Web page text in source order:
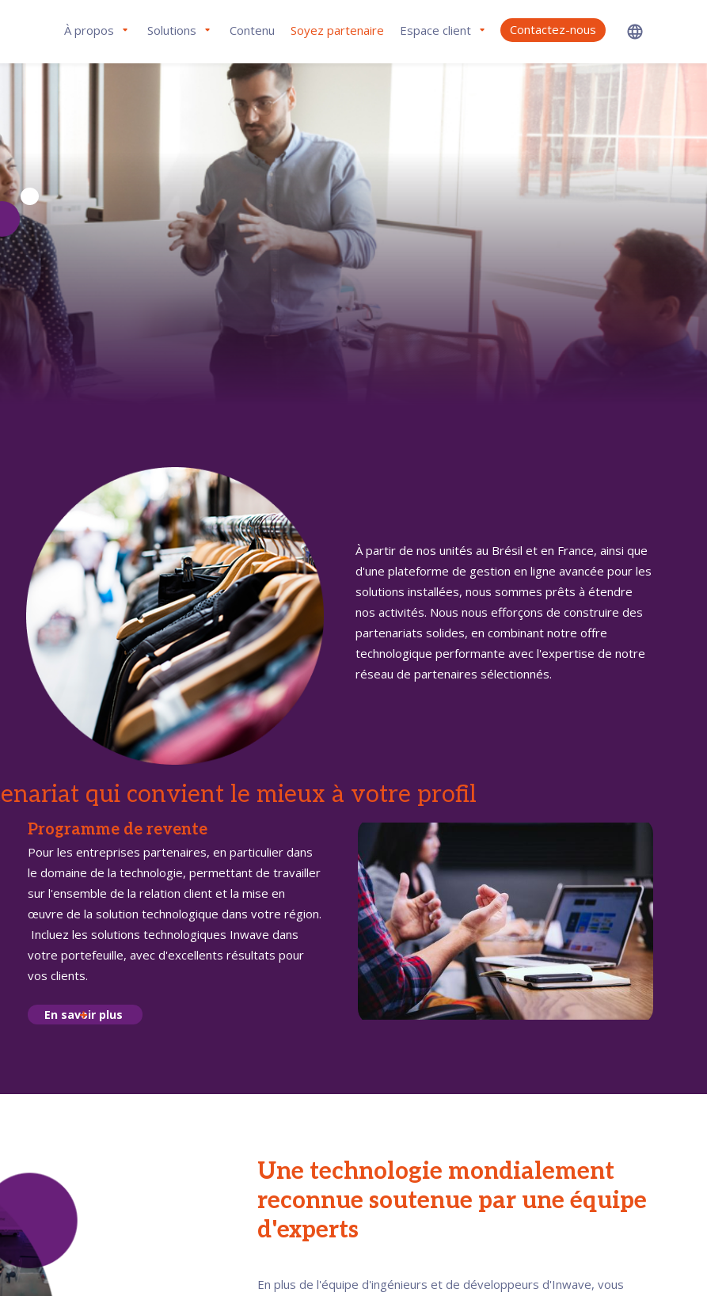
À propos Solutions Contenu Soyez partenaire Espace client Contactez-nous
À partir de nos unités au Brésil et en France, ainsi que
d'une plateforme de gestion en ligne avancée pour les
solutions installées, nous sommes prêts à étendre
nos activités. Nous nous efforçons de construire des
partenariats solides, en combinant notre offre
technologique performante avec l'expertise de notre
réseau de partenaires sélectionnés.
qui convient le mieux à votre profil
Programme de revente
Pour les entreprises partenaires, en particulier dans
le domaine de la technologie, permettant de travailler
sur l'ensemble de la relation client et la mise en
œuvre de la solution technologique dans votre région.
Incluez les solutions technologiques Inwave dans
votre portefeuille, avec d'excellents résultats pour
vos clients.
En savoir plus
Une technologie mondialement
reconnue soutenue par une équipe
d'experts
En plus de l'équipe d'ingénieurs et de développeurs d'Inwave, vous